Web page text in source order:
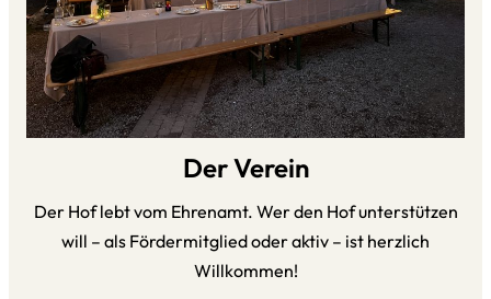
Der Verein
Der Hof lebt vom Ehrenamt. Wer den Hof unterstützen
will – als Fördermitglied oder aktiv – ist herzlich
Willkommen!